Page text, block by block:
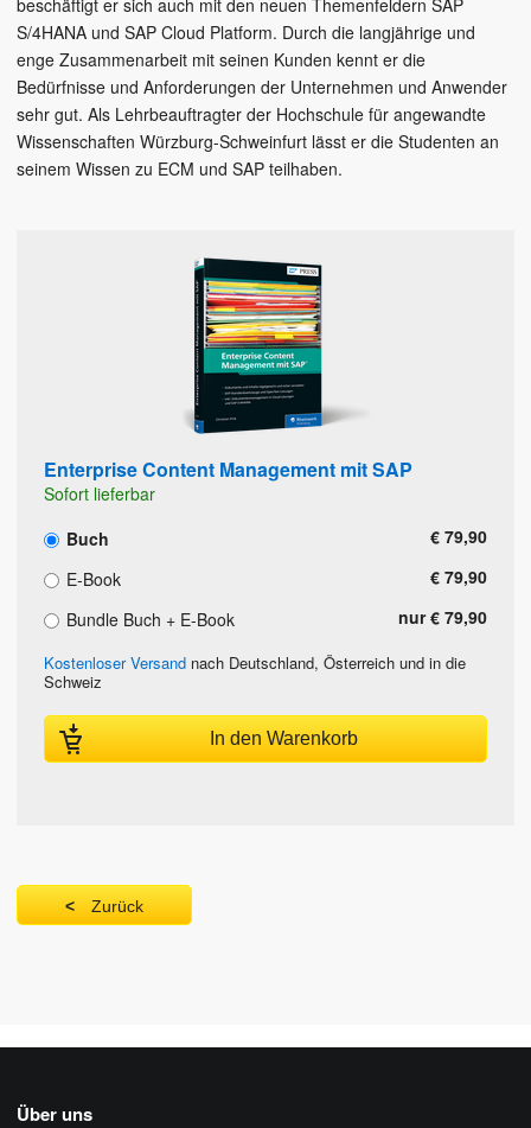
beschäftigt er sich auch mit den neuen Themenfeldern SAP
S/4HANA und SAP Cloud Platform. Durch die langjährige und
enge Zusammenarbeit mit seinen Kunden kennt er die
Bedürfnisse und Anforderungen der Unternehmen und Anwender
sehr gut. Als Lehrbeauftragter der Hochschule für angewandte
Wissenschaften Würzburg-Schweinfurt lässt er die Studenten an
seinem Wissen zu ECM und SAP teilhaben.
Enterprise Content Management mit SAP
Sofort lieferbar
Buch
€ 79,90
E-Book
€ 79,90
Bundle Buch + E-Book
nur € 79,90
Kostenloser Versand nach Deutschland, Österreich und in die
Schweiz
In den Warenkorb
Zurück
Über uns